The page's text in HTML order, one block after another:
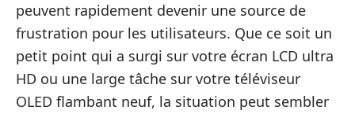
peuvent rapidement devenir une source de
frustration pour les utilisateurs. Que ce soit un
petit point qui a surgi sur votre écran LCD ultra
HD ou une large tâche sur votre téléviseur
OLED flambant neuf, la situation peut sembler